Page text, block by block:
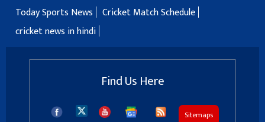
Today Sports News
Cricket Match Schedule
cricket news in hindi
Find Us Here
Sitemaps